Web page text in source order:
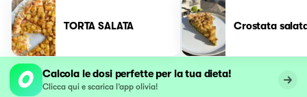
TORTA SALATA Crostata
Calcola le dosi perfette per la tua dieta!
Clicca qui e scarica l’app olivia!